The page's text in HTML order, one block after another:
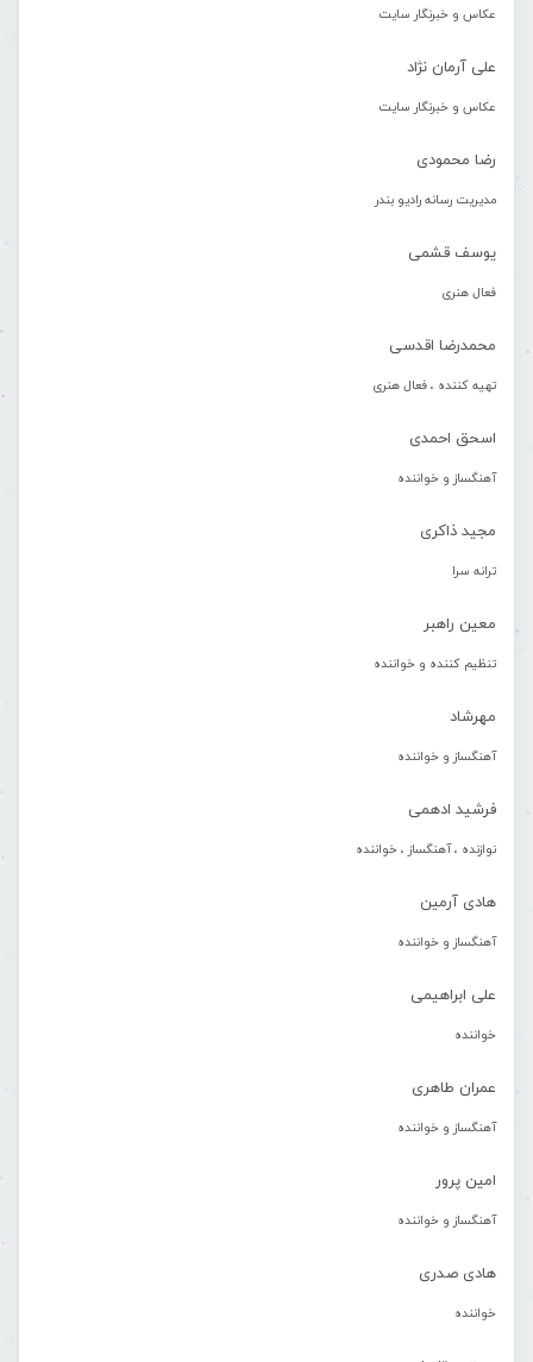
عکاس و خبرنگار سایت
علی آرمان نژاد
عکاس و خبرنگار سایت
رضا محمودی
مدیریت رسانه رادیو بندر
یوسف قشمی
فعال هنری
محمدرضا اقدسی
تهیه کننده ، فعال هنری
اسحق احمدی
آهنگساز و خواننده
مجید ذاکری
ترانه سرا
معین راهبر
تنظیم کننده و خواننده
مهرشاد
آهنگساز و خواننده
فرشید ادهمی
نوازنده ، آهنگساز ، خواننده
هادی آرمین
آهنگساز و خواننده
علی ابراهیمی
خواننده
عمران طاهری
آهنگساز و خواننده
امین پرور
آهنگساز و خواننده
هادی صدری
خواننده